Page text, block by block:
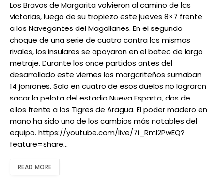
Los Bravos de Margarita volvieron al camino de las
victorias, luego de su tropiezo este jueves 8×7 frente
a los Navegantes del Magallanes. En el segundo
choque de una serie de cuatro contra los mismos
rivales, los insulares se apoyaron en el bateo de largo
metraje. Durante los once partidos antes del
desarrollado este viernes los margariteños sumaban
14 jonrones. Solo en cuatro de esos duelos no lograron
sacar la pelota del estadio Nueva Esparta, dos de
ellos frente a los Tigres de Aragua. El poder madero en
mano ha sido uno de los cambios más notables del
equipo. https://youtube.com/live/7i_RmI2PwEQ?
feature=share…
READ MORE